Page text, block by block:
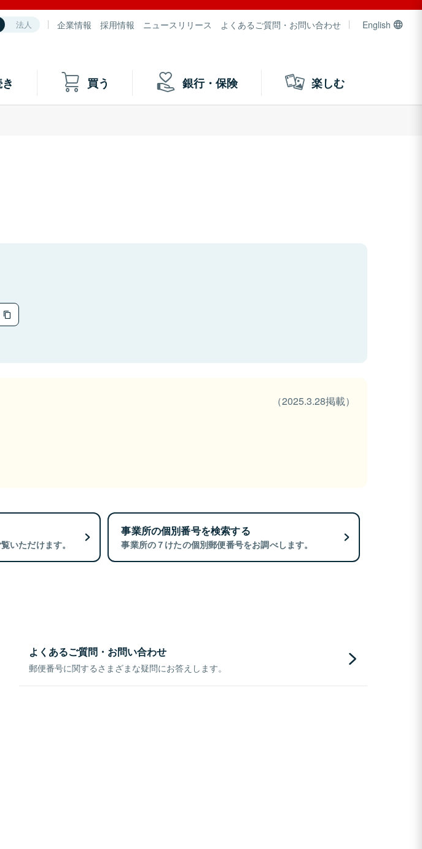
法人 企業情報 採用情報 ニュースリリース よくあるご質問・お問い合わせ English
買う 銀行・保険 楽しむ
（2025.3.28掲載）
いただけます。
事業所の個別番号を検索する
事業所の７けたの個別郵便番号をお調べします。
よくあるご質問・お問い合わせ
郵便番号に関するさまざまな疑問にお答えします。